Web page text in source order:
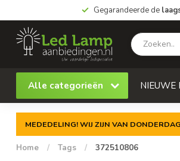
Gegarandeerde de
Alle categorieën NIEUWE
MEDEDELING! WIJ ZIJN VAN
Home / Tags / 372510806